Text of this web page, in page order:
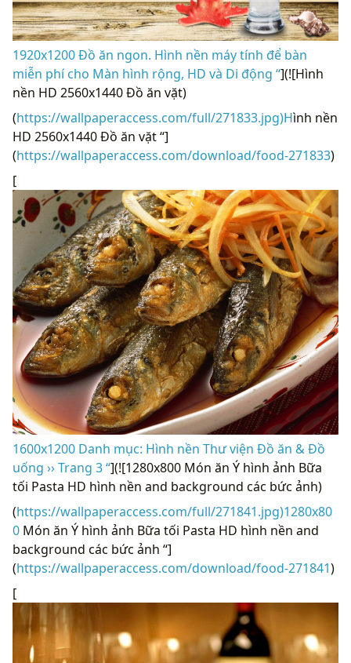
1920x1200 Đồ ăn ngon. Hình nền máy tính để bàn
miễn phí cho Màn hình rộng, HD và Di động “](![Hình
nền HD 2560x1440 Đồ ăn vặt)
(https://wallpaperaccess.com/full/271833.jpg)Hình nền
HD 2560x1440 Đồ ăn vặt “]
(https://wallpaperaccess.com/download/food-271833)
[
1600x1200 Danh mục: Hình nền Thư viện Đồ ăn & Đồ
uống ›› Trang 3 “](![1280x800 Món ăn Ý hình ảnh Bữa
tối Pasta HD hình nền and background các bức ảnh)
(https://wallpaperaccess.com/full/271841.jpg)1280x80
0 Món ăn Ý hình ảnh Bữa tối Pasta HD hình nền and
background các bức ảnh “]
(https://wallpaperaccess.com/download/food-271841)
[